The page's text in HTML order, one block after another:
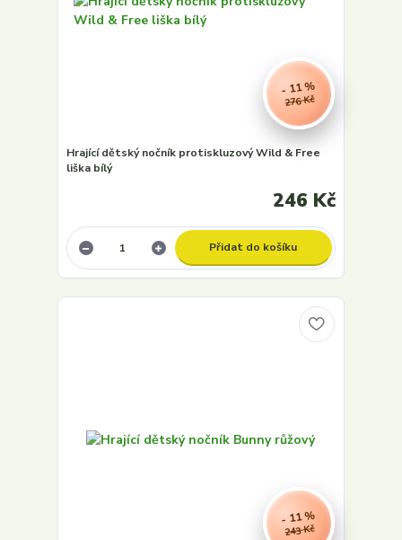
276 Kč
- 11 %
Hrající dětský nočník protiskluzový Wild & Free
liška bílý
246 Kč
Přidat do košíku
243 Kč
- 11 %